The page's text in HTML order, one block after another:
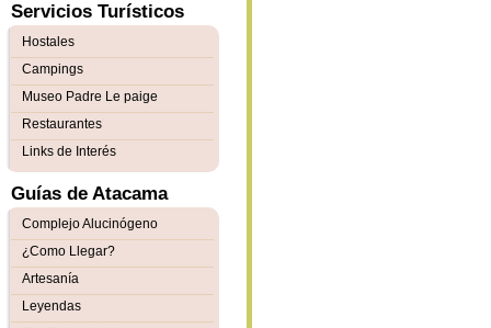
Servicios Turísticos
Hostales
Campings
Museo Padre Le paige
Restaurantes
Links de Interés
Guías de Atacama
Complejo Alucinógeno
¿Como Llegar?
Artesanía
Leyendas